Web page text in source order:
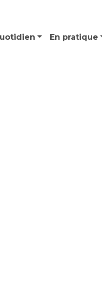
En pratique